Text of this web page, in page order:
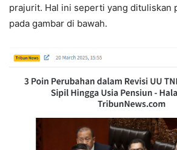
prajurit. Hal ini seperti yang dituliskan
pada gambar di bawah.